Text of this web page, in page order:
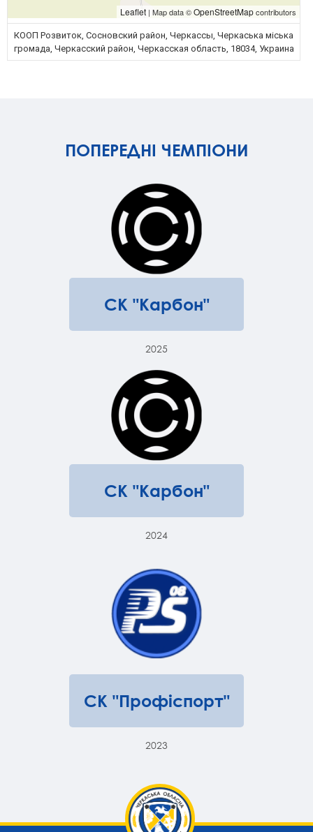
Leaflet | Map data ©OpenStreetMapcontributors
КООП Розвиток, Сосновский район, Черкассы, Черкаська міська
громада, Черкасский район, Черкасская область, 18034, Украина
ПОПЕРЕДНІ ЧЕМПІОНИ
СК "Карбон"
2025
СК "Карбон"
2024
СК "Профіспорт"
2023